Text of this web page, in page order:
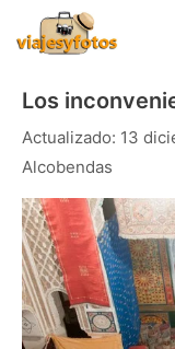
contenido
Los
13
Alcobendas